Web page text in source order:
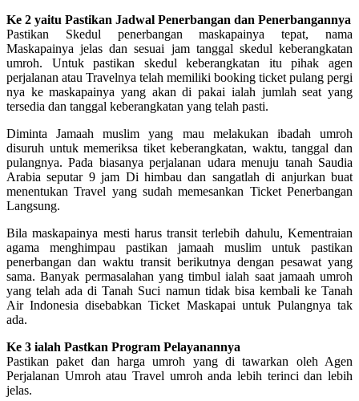
Ke 2 yaitu Pastikan Jadwal Penerbangan dan Penerbangannya
Pastikan Skedul penerbangan maskapainya tepat, nama
Maskapainya jelas dan sesuai jam tanggal skedul keberangkatan
umroh. Untuk pastikan skedul keberangkatan itu pihak agen
perjalanan atau Travelnya telah memiliki booking ticket pulang pergi
nya ke maskapainya yang akan di pakai ialah jumlah seat yang
tersedia dan tanggal keberangkatan yang telah pasti.
Diminta Jamaah muslim yang mau melakukan ibadah umroh
disuruh untuk memeriksa tiket keberangkatan, waktu, tanggal dan
pulangnya. Pada biasanya perjalanan udara menuju tanah Saudia
Arabia seputar 9 jam Di himbau dan sangatlah di anjurkan buat
menentukan Travel yang sudah memesankan Ticket Penerbangan
Langsung.
Bila maskapainya mesti harus transit terlebih dahulu, Kementraian
agama menghimpau pastikan jamaah muslim untuk pastikan
penerbangan dan waktu transit berikutnya dengan pesawat yang
sama. Banyak permasalahan yang timbul ialah saat jamaah umroh
yang telah ada di Tanah Suci namun tidak bisa kembali ke Tanah
Air Indonesia disebabkan Ticket Maskapai untuk Pulangnya tak
ada.
Ke 3 ialah Pastkan Program Pelayanannya
Pastikan paket dan harga umroh yang di tawarkan oleh Agen
Perjalanan Umroh atau Travel umroh anda lebih terinci dan lebih
jelas.